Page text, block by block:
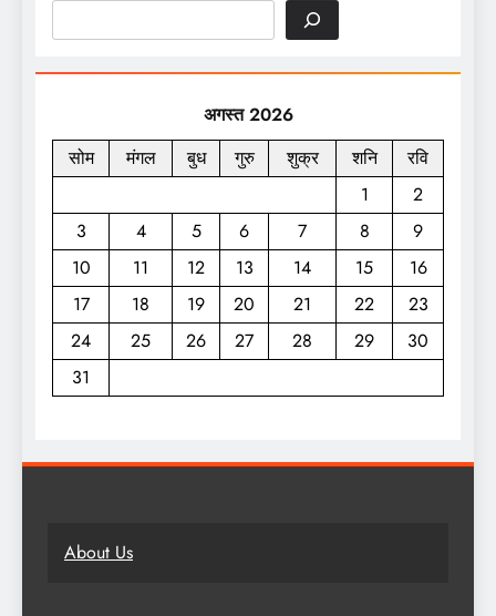
अगस्त 2026
सोम
मंगल बुध गुरु शुक्र शनि
रवि
1
2
3
4 5 6 7 8
9
10
11 12 13 14 15
16
17
18 19 20 21 22
23
24
25 26 27 28 29
30
31
About Us